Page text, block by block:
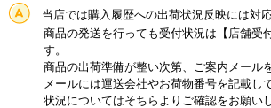
当店では購入履歴への出荷状況反映には対
商品の発送を行っても受付状況は【店舗受
す。
商品の出荷準備が整い次第、ご案内メール
メールには運送会社やお荷物番号を記載し
状況についてはそちらよりご確認をお願い